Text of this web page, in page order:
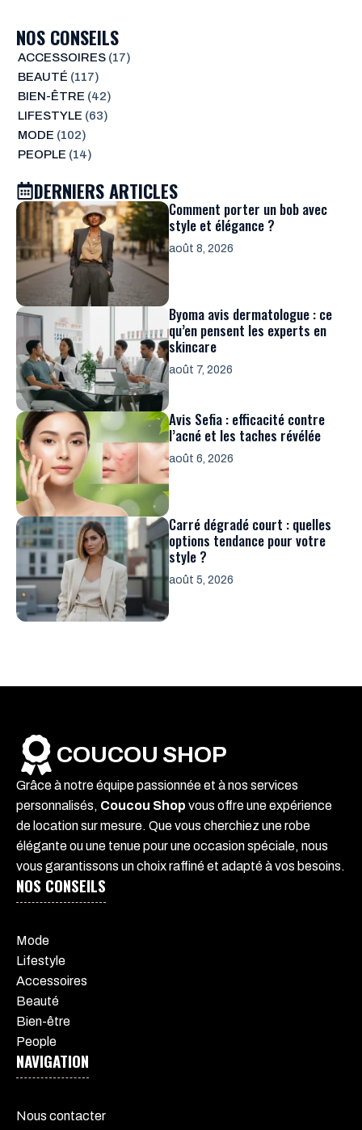
NOS CONSEILS
ACCESSOIRES(17)
BEAUTÉ (117)
BIEN-ÊTRE (42)
LIFESTYLE (63)
MODE (102)
PEOPLE (14)
DERNIERS ARTICLES
Comment porter un bob avec
style et élégance ?
août 8, 2026
Byoma avis dermatologue : ce
qu’en pensent les experts en
skincare
août 7, 2026
Avis Sefia : efficacité contre
l’acné et les taches révélée
août 6, 2026
Carré dégradé court : quelles
options tendance pour votre
style ?
août 5, 2026
COUCOU SHOP
Grâce à notre équipe passionnée et à nos services
personnalisés, Coucou Shop vous offre une expérience
de location sur mesure. Que vous cherchiez une robe
élégante ou une tenue pour une occasion spéciale, nous
vous garantissons un choix raffiné et adapté à vos besoins.
NOS CONSEILS
Mode
Lifestyle
Accessoires
Beauté
Bien-être
People
NAVIGATION
Nous contacter